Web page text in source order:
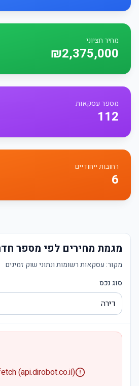
מחיר חציוני
₪2,375,000
מספר עסקאות
112
רחובות ייחודיים
6
מגמת מחירים לפי מספר
מקור: עסקאות רשומות ונתוני שוק זמינים
סוג נכס
(api.dirobot.co.il)